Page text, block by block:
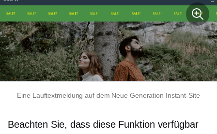
Eine Lauftextmeldung auf dem Neue Generation Instant-Site
Beachten Sie, dass diese Funktion verfügbar